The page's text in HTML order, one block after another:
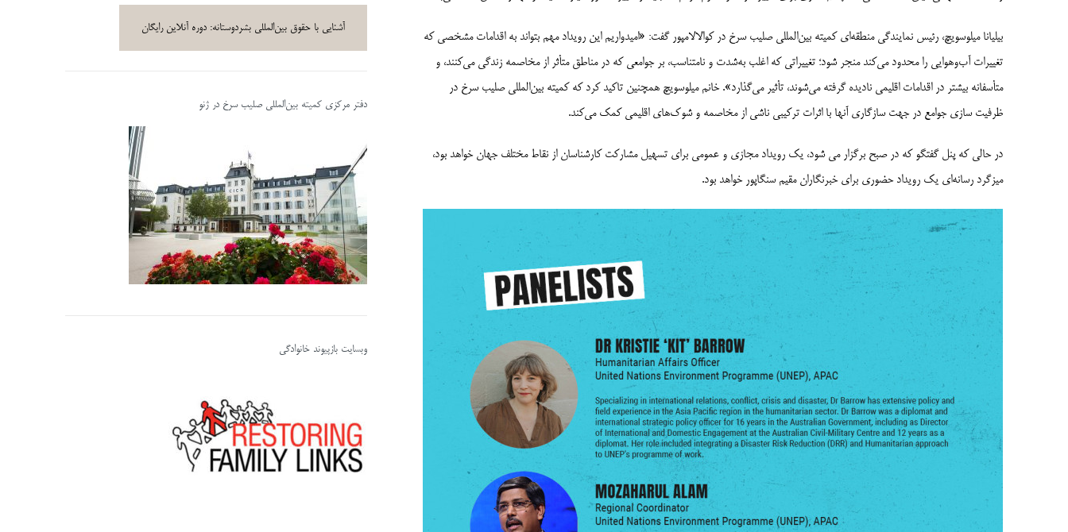
بیلیانا میلوسویچ، رئیس نمایندگی منطقه‌ای کمیته بین‌المللی صلیب سرخ در کوالالامپور گفت: «امیدواریم این رویداد مهم بتواند به اقدامات مشخصی که
تغییرات آب‌وهوایی را محدود می‌کند منجر شود؛ تغییراتی که اغلب به‌­شدت و نامتناسب، بر جوامعی که در مناطق متأثر از مخاصمه زندگی می‌کنند، و
متأسفانه بیشتر در اقدامات اقلیمی نادیده گرفته می­‌شوند، تأثیر می‌گذارد». خانم میلوسویچ همچنین تاکید کرد که کمیته بین‌المللی صلیب سرخ در
ظرفیت سازی جوامع در جهت سازگاری آنها با اثرات ترکیبی ناشی از مخاصمه و شوک‌های اقلیمی کمک می‌کند.
در حالی که پنل گفتگو که در صبح برگزار می شود، یک رویداد مجازی و عمومی برای تسهیل مشارکت کارشناسان از نقاط مختلف جهان خواهد بود،
میزگرد رسانه‌­ای یک رویداد حضوری برای خبرنگاران مقیم سنگاپور خواهد بود.
آشنایی با حقوق بین‌المللی بشردوستانه: دوره آنلاین رایگان
دفتر مرکزی کمیته بین‌المللی صلیب سرخ در ژنو
وبسایت بازپیوند خانوادگی